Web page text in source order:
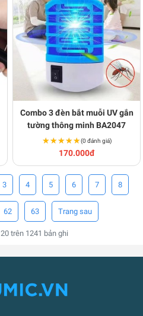
Combo 3 đèn bắt muỗi UV gắn
tường thông minh BA2047
★★★★★
★★★★★(0 đánh giá)
170.000đ
20trên 1241 bản ghi
3 4 5 6 7 8
62 63